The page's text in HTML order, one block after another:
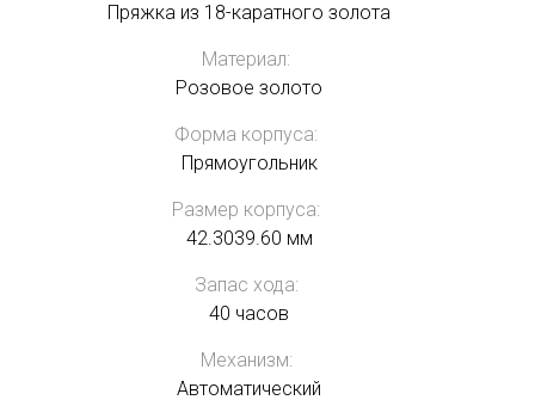
Пряжка из 18-каратного золота
Материал:
Розовое золото
Форма корпуса:
Прямоугольник
Размер корпуса:
42.3039.60 мм
Запас хода:
40 часов
Механизм:
Автоматический